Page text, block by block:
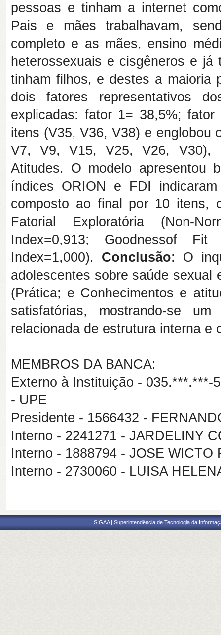
pessoas e tinham a internet
Pais e mães trabalhavam,
completo e as mães, ensino
heterossexuais e cisgêneros e
tinham filhos, e destes a maioria
dois fatores representativos
explicadas: fator 1= 38,5%;
itens (V35, V36, V38) e englobou
V7, V9, V15, V25, V26, V30),
Atitudes. O modelo apresentou
índices ORION e FDI
composto ao final por 10 itens,
Fatorial Exploratória (Non-
Index=0,913; Goodnessof
Index=1,000). Conclusão: O
adolescentes sobre saúde sexual
(Prática; e Conhecimentos e
satisfatórias, mostrando-se
relacionada de estrutura interna e
MEMBROS DA BANCA:
Externo à Instituição - 035.***.***-
- UPE
Presidente - 1566432 -
Interno - 2241271 - JARDELINY
Interno - 1888794 - JOSE WICTO
Interno - 2730060 - LUISA
SIGAA | Superintendência de Tecnologia da